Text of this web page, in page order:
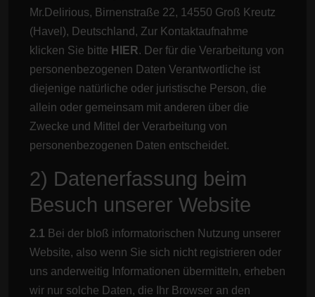
Mr.Delirious, Birnenstraße 22, 14550 Groß Kreutz
(Havel), Deutschland, Zur Kontaktaufnahme
klicken Sie bitte HIER. Der für die Verarbeitung von
personenbezogenen Daten Verantwortliche ist
diejenige natürliche oder juristische Person, die
allein oder gemeinsam mit anderen über die
Zwecke und Mittel der Verarbeitung von
personenbezogenen Daten entscheidet.
2) Datenerfassung beim
Besuch unserer Website
2.1 Bei der bloß informatorischen Nutzung unserer
Website, also wenn Sie sich nicht registrieren oder
uns anderweitig Informationen übermitteln, erheben
wir nur solche Daten, die Ihr Browser an den